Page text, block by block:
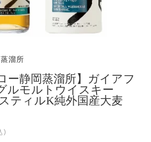
溜所
ー静岡蒸溜所】ガイアフ
ルモルトウイスキー
ティルK純外国産大麦
)